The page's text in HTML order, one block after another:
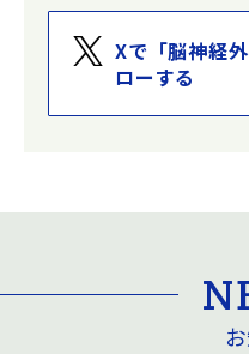
Xで「脳神経
ローする